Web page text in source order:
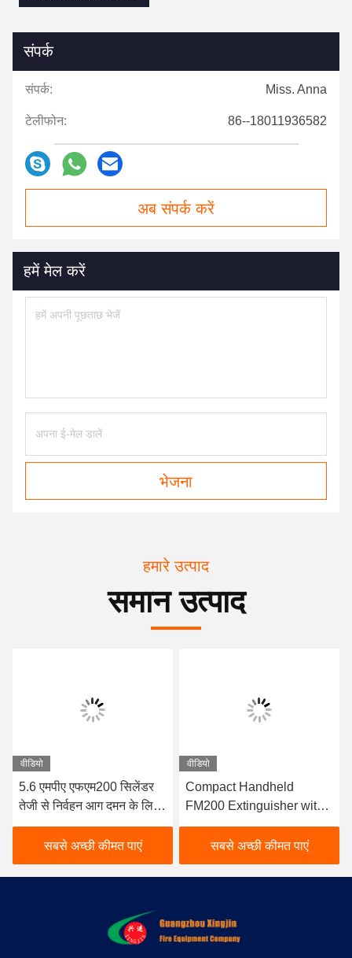
संपर्क
संपर्क: Miss. Anna
टेलीफोन: 86--18011936582
अब संपर्क करें
हमें मेल करें
भेजना
हमारे उत्पाद
समान उत्पाद
वीडियो
5.6 एमपीए एफएम200 सिलेंडर
तेजी से निर्वहन आग दमन के लिए
सीमलेस स्टील निर्माण के साथ
सबसे अच्छी कीमत पाएं
वीडियो
Compact Handheld
FM200 Extinguisher with
4KG Filling Volume and
≤10s Discharge Time for
Rapid Clean Agent Fire
Suppression (कॉम्पैक्ट
एक्सटेंसिविशर के साथ 4KG
भरने का वॉल्यूम और ≤10s
सबसे अच्छी कीमत पाएं